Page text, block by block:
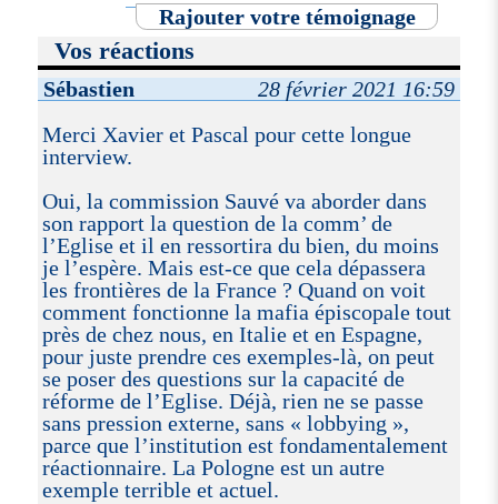
Rajouter votre témoignage
Vos réactions
Sébastien
28 février 2021 16:59
Merci Xavier et Pascal pour cette longue
interview.
Oui, la commission Sauvé va aborder dans
son rapport la question de la comm’ de
l’Eglise et il en ressortira du bien, du moins
je l’espère. Mais est-ce que cela dépassera
les frontières de la France ? Quand on voit
comment fonctionne la mafia épiscopale tout
près de chez nous, en Italie et en Espagne,
pour juste prendre ces exemples-là, on peut
se poser des questions sur la capacité de
réforme de l’Eglise. Déjà, rien ne se passe
sans pression externe, sans « lobbying »,
parce que l’institution est fondamentalement
réactionnaire. La Pologne est un autre
exemple terrible et actuel.